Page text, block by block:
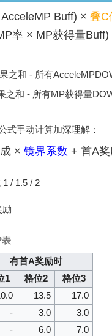
Buff) ×叠C
率 × MP获得量Buff)
之和 - 所有
之和 - 所有MP获得量
式手动计算加深理解：
成 ×镜界系数 + 首A奖
/ 1.5 / 2
励
有首A奖励时
1
格位2
格位3
13.5
17.0
- 3.0
3.0
- 6.0
7.0